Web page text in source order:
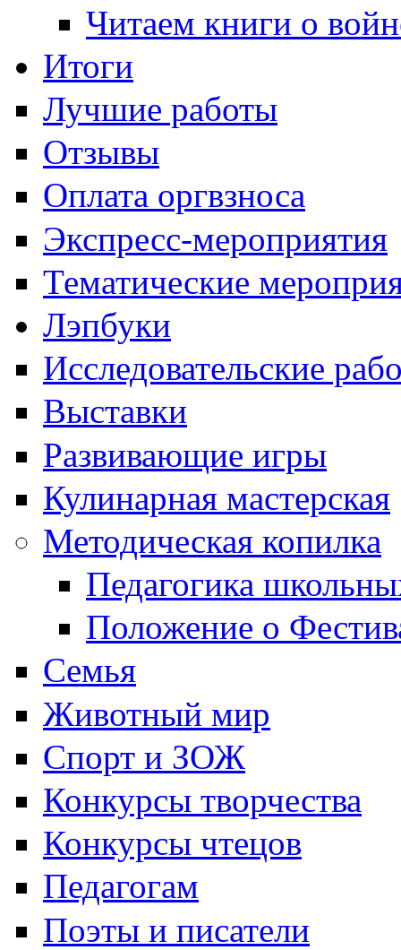
Читаем книги о
Итоги
Лучшие работы
Отзывы
Оплата оргвзноса
Экспресс-мероприятия
Тематические
Лэпбуки
Исследовательские
Выставки
Развивающие игры
Кулинарная мастерская
Методическая копилка
Педагогика
Положение о
Семья
Животный мир
Спорт и ЗОЖ
Конкурсы творчества
Конкурсы чтецов
Педагогам
Поэты и писатели